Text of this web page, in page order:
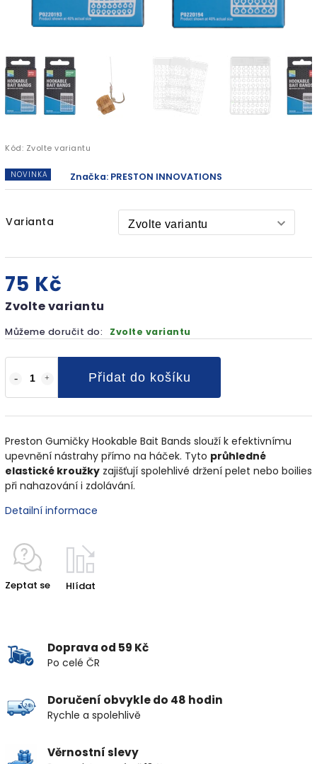
Kód: Zvolte variantu
NOVINKA Značka: PRESTON INNOVATIONS
Varianta
75 Kč
Zvolte variantu
Můžeme doručit do: Zvolte variantu
Přidat do košíku
Preston Gumičky Hookable Bait Bands slouží k efektivnímu
upevnění nástrahy přímo na háček. Tyto průhledné
elastické kroužky zajišťují spolehlivé držení pelet nebo boilies
při nahazování i zdolávání.
Detailní informace
Zeptat se Hlídat
Doprava od 59 Kč
Po celé ČR
Doručení obvykle do 48 hodin
Rychle a spolehlivě
Věrnostní slevy